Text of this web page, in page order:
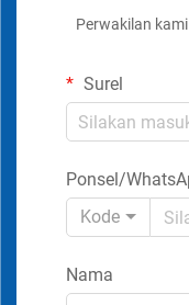
Perwakilan
Surel
Ponsel/
Kode
Nama